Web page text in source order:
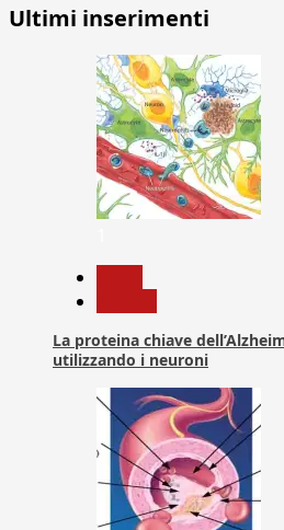
Ultimi inserimenti
La proteina chiave
utilizzando i neuroni